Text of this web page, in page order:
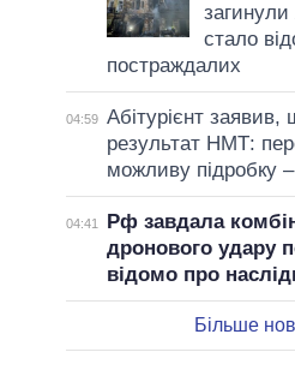
стало
постраждалих
04:59 Абітурієнт
результат НМТ:
можливу підробку
04:41
Рф завдала
дронового удару
відомо про
Більше